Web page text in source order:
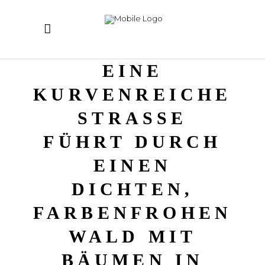
EINE
KURVENREICHE
STRASSE F
ÜHRT DURCH E
INEN D
ICHTEN, F
ARBENFROHEN W
ALD MIT B
ÄUMEN IN G